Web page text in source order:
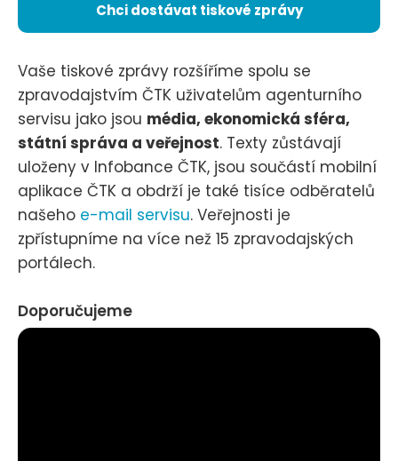
Chci dostávat tiskové zprávy
Vaše tiskové zprávy rozšíříme spolu se
zpravodajstvím ČTK uživatelům agenturního
servisu jako jsou média, ekonomická sféra,
státní správa a veřejnost. Texty zůstávají
uloženy v Infobance ČTK, jsou součástí mobilní
aplikace ČTK a obdrží je také tisíce odběratelů
našeho e-mail servisu. Veřejnosti je
zpřístupníme na více než 15 zpravodajských
portálech.
Doporučujeme